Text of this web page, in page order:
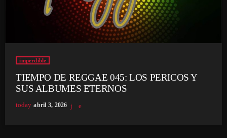
imperdible
TIEMPO DE REGGAE 045: LOS PERICOS Y
SUS ALBUMES ETERNOS
today abril 3, 2026